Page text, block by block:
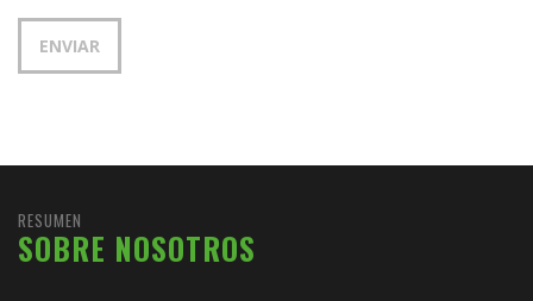
RESUMEN
SOBRE NOSOTROS